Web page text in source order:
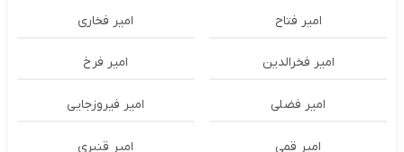
امیر فتاح امیر فخاری
امیر فخرالدین امیر فرخ
امیر فضلی امیر فیروزجایی
امیر قمی امیر قنبری